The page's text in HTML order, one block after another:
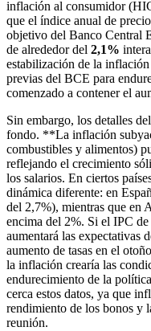
inflación al consumidor
que el índice anual de
objetivo del Banco Central
de alrededor del 2,1%
estabilización de la
previas del BCE para
comenzado a contener el
Sin embargo, los detalles
fondo. **La inflación
combustibles y alimentos)
reflejando el crecimiento
los salarios. En ciertos
dinámica diferente: en
del 2,7%), mientras que en
encima del 2%. Si el IPC de
aumentará las expectativas
aumento de tasas en el
la inflación crearía las
endurecimiento de la
cerca estos datos, ya que
rendimiento de los bonos y
reunión.